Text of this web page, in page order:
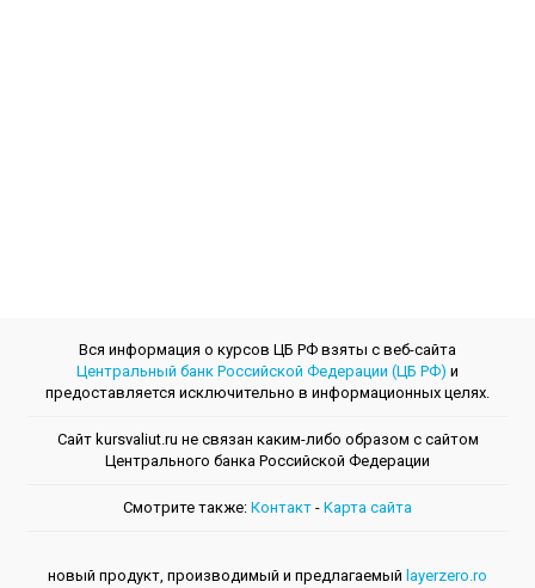
Вся информация о курсов ЦБ РФ взяты с веб-сайта
Центральный банк Российской Федерации (ЦБ РФ) и
предоставляется исключительно в информационных целях.
Сайт kursvaliut.ru не связан каким-либо образом с сайтом
Центрального банкa Российской Федерации
Смотрите также: Контакт - Kарта сайта
новый продукт, производимый и предлагаемый layerzero.ro